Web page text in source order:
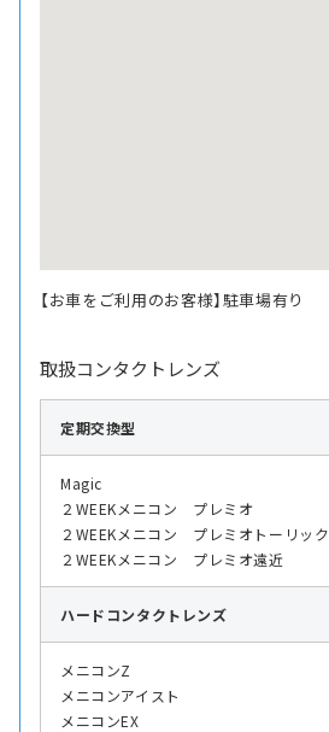
【お車をご利用のお客様】駐車場有り
取扱コンタクトレンズ
定期交換型
Magic
２WEEKメニコン プレミオ
２WEEKメニコン プレミオトーリック
２WEEKメニコン プレミオ遠近
ハード コンタクトレンズ
メニコンZ
メニコンアイスト
メニコンEX